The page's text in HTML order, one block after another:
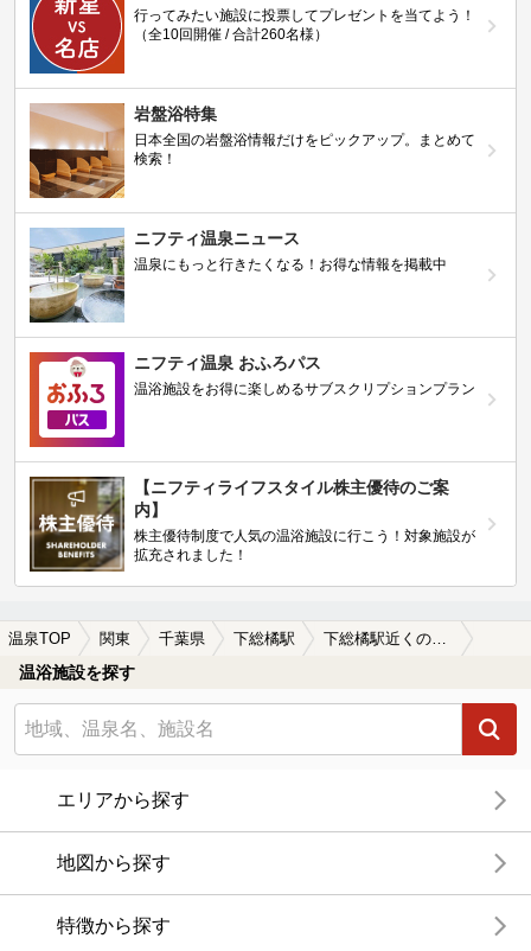
行ってみたい施設に投票してプレゼントを当てよう！
（全10回開催 / 合計260名様）
岩盤浴特集
日本全国の岩盤浴情報だけをピックアップ。まとめて
検索！
ニフティ温泉ニュース
温泉にもっと行きたくなる！お得な情報を掲載中
ニフティ温泉 おふろパス
温浴施設をお得に楽しめるサブスクリプションプラン
【ニフティライフスタイル株主優待のご案
内】
株主優待制度で人気の温浴施設に行こう！対象施設が
拡充されました！
温泉TOP 関東 千葉県 下総橘駅
温浴施設を探す
エリアから探す
地図から探す
特徴から探す